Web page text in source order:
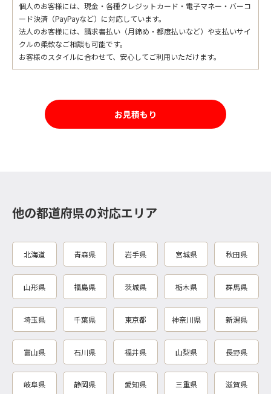
個人のお客様には、現金・各種クレジットカード・電子マネー・バーコ
ード決済（PayPayなど）に対応しています。
法人のお客様には、請求書払い（月締め・都度払いなど）や支払いサイ
クルの柔軟なご相談も可能です。
お客様のスタイルに合わせて、安心してご利用いただけます。
お見積もり
他の都道府県の対応エリア
北海道 青森県 岩手県 宮城県 秋田県
山形県 福島県 茨城県 栃木県 群馬県
埼玉県 千葉県 東京都 神奈川県 新潟県
富山県 石川県 福井県 山梨県 長野県
岐阜県 静岡県 愛知県 三重県 滋賀県